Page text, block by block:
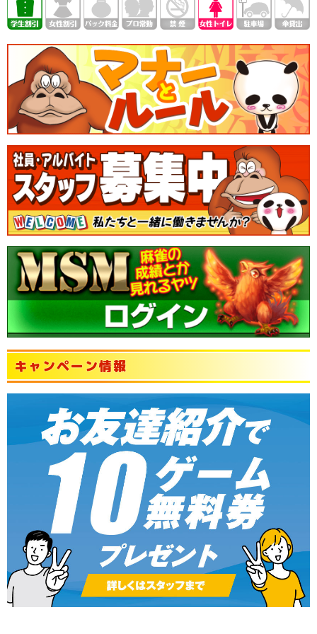
キャンペーン情報